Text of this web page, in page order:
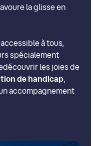
la glisse en
à tous,
spécialement
les joies de
de handicap,
accompagnement